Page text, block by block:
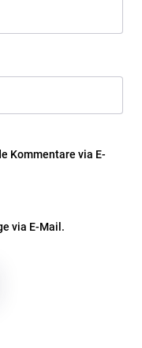
Kommentare via E-
via E-Mail.